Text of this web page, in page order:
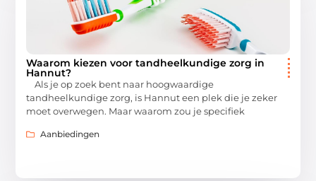
Waarom kiezen voor tandheelkundige zorg in
Hannut?
Als je op zoek bent naar hoogwaardige
tandheelkundige zorg, is Hannut een plek die je zeker
moet overwegen. Maar waarom zou je specifiek
Aanbiedingen